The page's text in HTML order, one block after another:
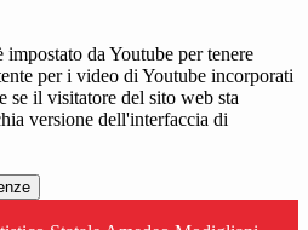
impostato da Youtube per tenere
per i video di Youtube incorporati
se il visitatore del sito web sta
versione dell'interfaccia di